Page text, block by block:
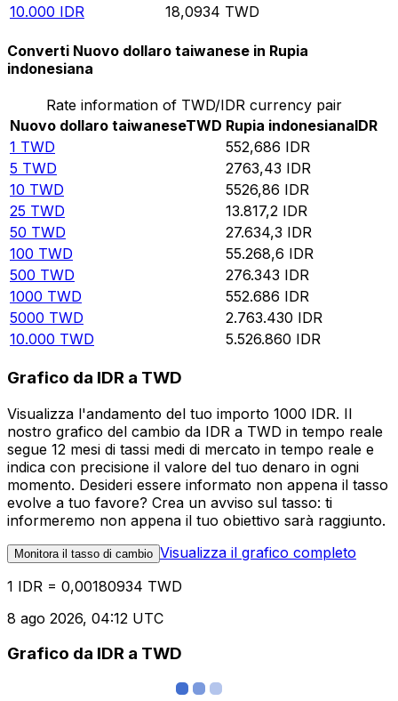
10.000 IDR 18,0934 TWD
Converti Nuovo dollaro taiwanese in Rupia
indonesiana
Rate information of TWD/IDR currency pair
Nuovo dollaro taiwaneseTWD Rupia indonesianaIDR
1 TWD 552,686 IDR
5 TWD 2763,43 IDR
10 TWD 5526,86 IDR
25 TWD 13.817,2 IDR
50 TWD 27.634,3 IDR
100 TWD 55.268,6 IDR
500 TWD 276.343 IDR
1000 TWD 552.686 IDR
5000 TWD 2.763.430 IDR
10.000 TWD 5.526.860 IDR
Grafico da IDR a TWD
Visualizza l'andamento del tuo importo 1000 IDR. Il
nostro grafico del cambio da IDR a TWD in tempo reale
segue 12 mesi di tassi medi di mercato in tempo reale e
indica con precisione il valore del tuo denaro in ogni
momento. Desideri essere informato non appena il tasso
evolve a tuo favore? Crea un avviso sul tasso: ti
informeremo non appena il tuo obiettivo sarà raggiunto.
Monitora il tasso di cambio Visualizza il grafico completo
1 IDR = 0,00180934 TWD
8 ago 2026, 04:12 UTC
Grafico da IDR a TWD